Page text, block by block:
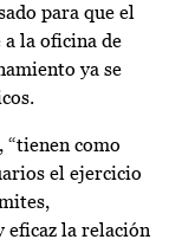
para que el
la oficina de
ya se
“tienen como
el ejercicio
eficaz la relación